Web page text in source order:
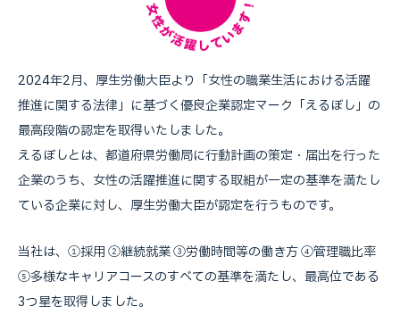
2024年2月、厚生労働大臣より「女性の職業生活における活躍
推進に関する法律」に基づく優良企業認定マーク「えるぼし」の
最高段階の認定を取得いたしました。
えるぼしとは、都道府県労働局に行動計画の策定・届出を行った
企業のうち、女性の活躍推進に関する取組が一定の基準を満たし
ている企業に対し、厚生労働大臣が認定を行うものです。
当社は、①採用 ②継続就業 ③労働時間等の働き方 ④管理職比率
⑤多様なキャリアコースのすべての基準を満たし、最高位である
3つ星を取得しました。